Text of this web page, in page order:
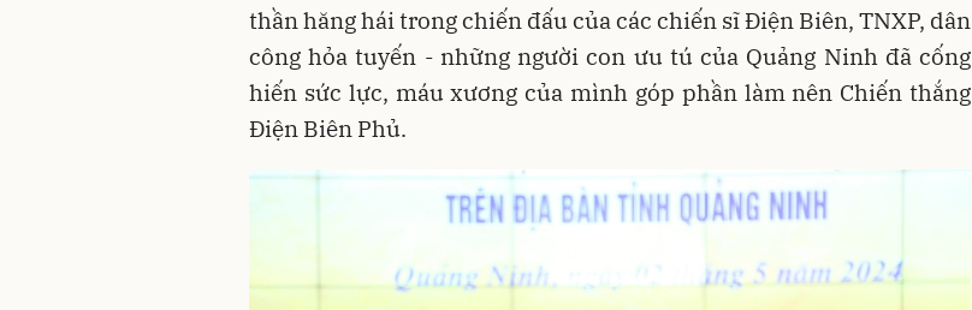
thần hăng hái trong chiến đấu của các chiến sĩ Điện Biên, TNXP, dân
công hỏa tuyến - những người con ưu tú của Quảng Ninh đã cống
hiến sức lực, máu xương của mình góp phần làm nên Chiến thắng
Điện Biên Phủ.